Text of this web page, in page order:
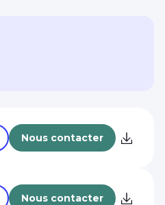
Nous contacter
Nous contacter